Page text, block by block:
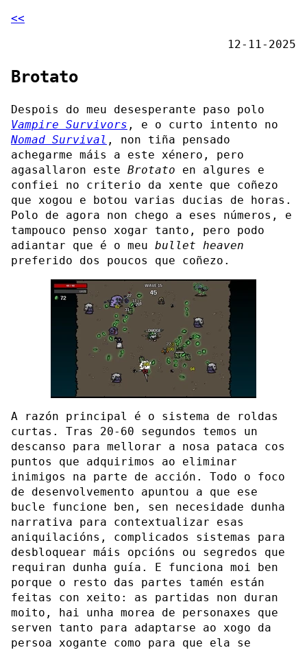
<<
12-11-2025
Brotato
Despois do meu desesperante paso polo
Vampire Survivors , e o curto intento no
Nomad Survival , non tiña pensado
achegarme máis a este xénero, pero
agasallaron este Brotato en algures e
confiei no criterio da xente que coñezo
que xogou e botou varias ducias de horas.
Polo de agora non chego a eses números, e
tampouco penso xogar tanto, pero podo
adiantar que é o meu bullet heaven
preferido dos poucos que coñezo.
A razón principal é o sistema de roldas
curtas. Tras 20-60 segundos temos un
descanso para mellorar a nosa pataca cos
puntos que adquirimos ao eliminar
inimigos na parte de acción. Todo o foco
de desenvolvemento apuntou a que ese
bucle funcione ben, sen necesidade dunha
narrativa para contextualizar esas
aniquilacións, complicados sistemas para
desbloquear máis opcións ou segredos que
requiran dunha guía. E funciona moi ben
porque o resto das partes tamén están
feitas con xeito: as partidas non duran
moito, hai unha morea de personaxes que
serven tanto para adaptarse ao xogo da
persoa xogante como para que ela se